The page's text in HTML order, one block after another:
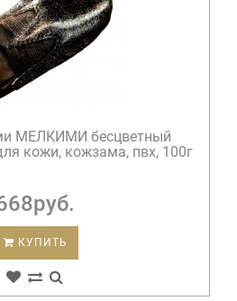
МЕЛКИМИ бесцветный
кожи, кожзама, пвх, 100г
КУПИТЬ